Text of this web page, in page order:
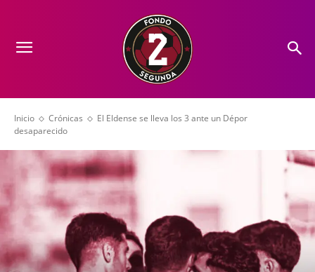
Inicio Crónicas
El Eldense se lleva los 3 ante un Dépor
desaparecido